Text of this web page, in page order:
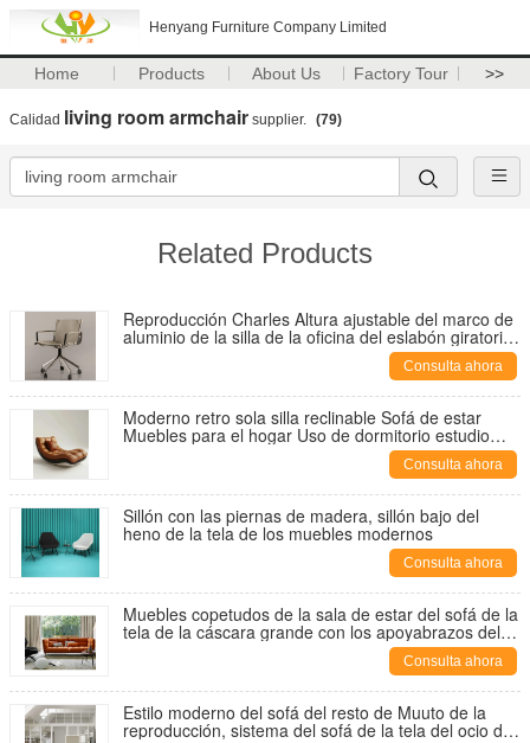
Henyang Furniture Company Limited
Home Products About Us Factory Tour >>
Calidad living room armchair supplier. (79)
Related Products
Reproducción Charles Altura ajustable del marco de
aluminio de la silla de la oficina del eslabón giratorio
Consulta ahora
Moderno retro sola silla reclinable Sofá de estar
Muebles para el hogar Uso de dormitorio estudio
Gran apartamento Villa sala de estar informal
Consulta ahora
Sillón con las piernas de madera, sillón bajo del
heno de la tela de los muebles modernos
Consulta ahora
Muebles copetudos de la sala de estar del sofá de la
tela de la cáscara grande con los apoyabrazos del
Consulta ahora
Estilo moderno del sofá del resto de Muuto de la
reproducción, sistema del sofá de la tela del ocio de